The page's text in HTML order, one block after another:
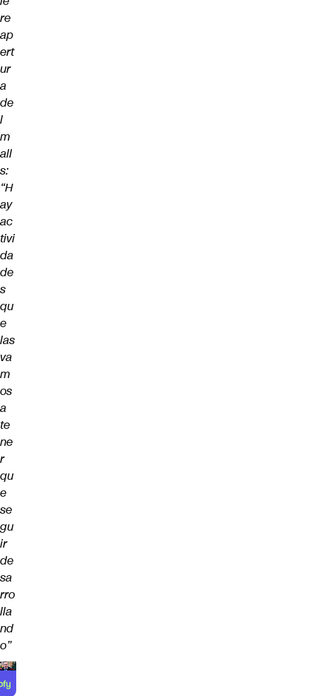
re
ap
ert
ur
a
de
l
m
all
s:
“H
ay
ac
tivi
da
de
s
qu
e
las
va
m
os
a
te
ne
r
qu
e
se
gu
ir
de
sa
rro
lla
nd
o”